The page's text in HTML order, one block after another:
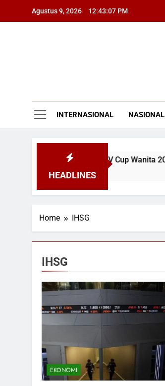
Agustus 9, 2026 12:43:07 PM
INTERNASIONAL NASIONAL
HEADLINES
dari Filipina 1-3 di SEA V Cup Wanita 2026
Home IHSG
IHSG
EKONOMI